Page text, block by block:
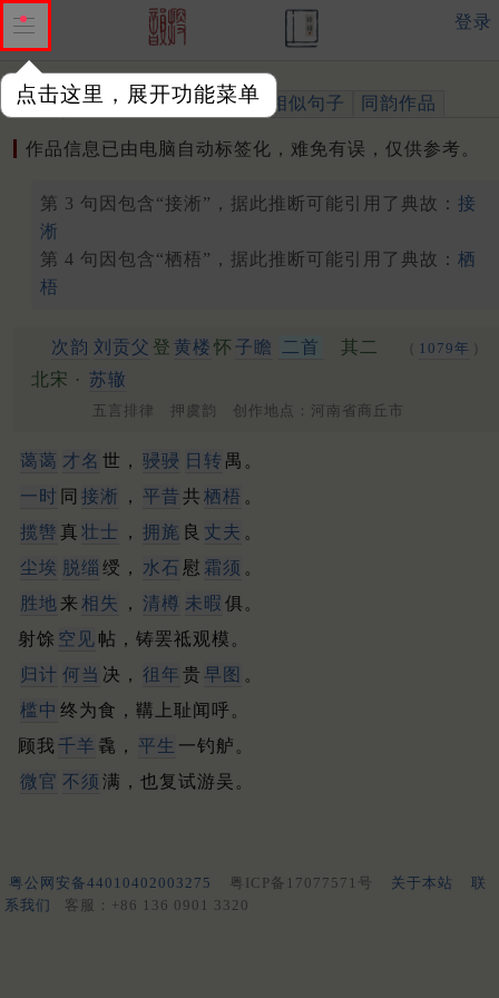
点击这里，展开功能菜单
登录
作品 标注四声 出处、引用 相似句子 同韵作品
作品信息已由电脑自动标签化，难免有误，仅供参考。
第 3 句因包含“接淅”，据此推断可能引用了典故： 接
淅
第 4 句因包含“栖梧”，据此推断可能引用了典故： 栖
梧
次韵 刘贡父 登 黄楼 怀 子瞻 二首 其二 （ 1079年 ）
北宋 · 苏辙
五言排律 押虞韵 创作地点：河南省商丘市
蔼蔼 才名 世， 骎骎 日转 禺。
一时 同 接淅 ， 平昔 共 栖梧 。
揽辔 真 壮士 ， 拥旄 良 丈夫 。
尘埃 脱缁 绶， 水石 慰 霜须 。
胜地 来 相失 ， 清樽 未暇 俱。
射馀 空见帖，铸罢祗观模。
归计 何当 决， 徂年 贵 早图 。
槛中 终为食，鞲上耻闻呼。
顾我 千羊 毳， 平生 一钓舻。
微官 不须 满，也复试游吴。
粤公网安备44010402003275 粤ICP备17077571号 关于本站
联
系我们
客服：+86 136 0901 3320